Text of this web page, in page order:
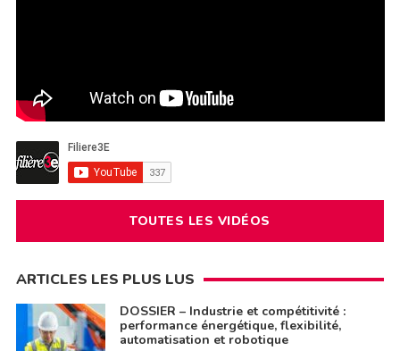
TOUTES LES VIDÉOS
ARTICLES LES PLUS LUS
DOSSIER – Industrie et compétitivité :
performance énergétique, flexibilité,
automatisation et robotique